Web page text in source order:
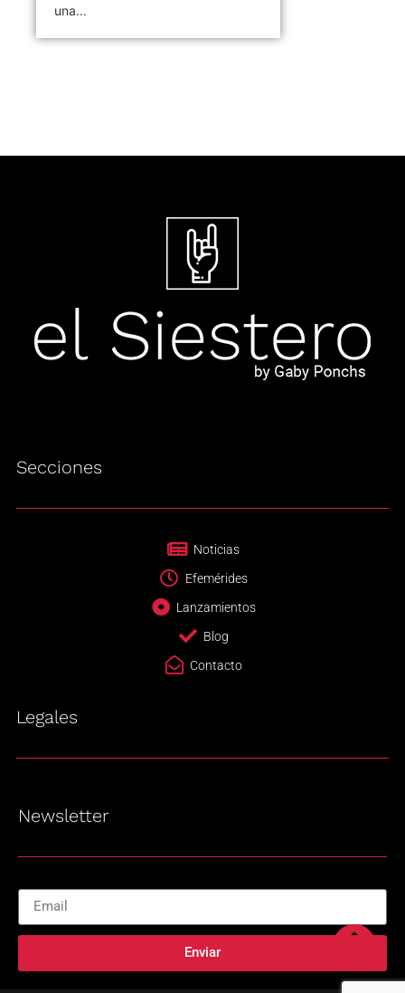
una...
Secciones
Noticias
Efemérides
Lanzamientos
Blog
Contacto
Legales
Newsletter
Enviar